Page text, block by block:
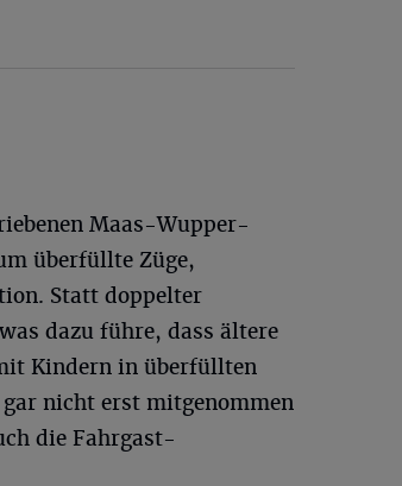
Maas-Wupper-
überfüllte Züge,
Statt doppelter
dazu führe, dass ältere
Kindern in überfüllten
nicht erst mitgenommen
die Fahrgast-